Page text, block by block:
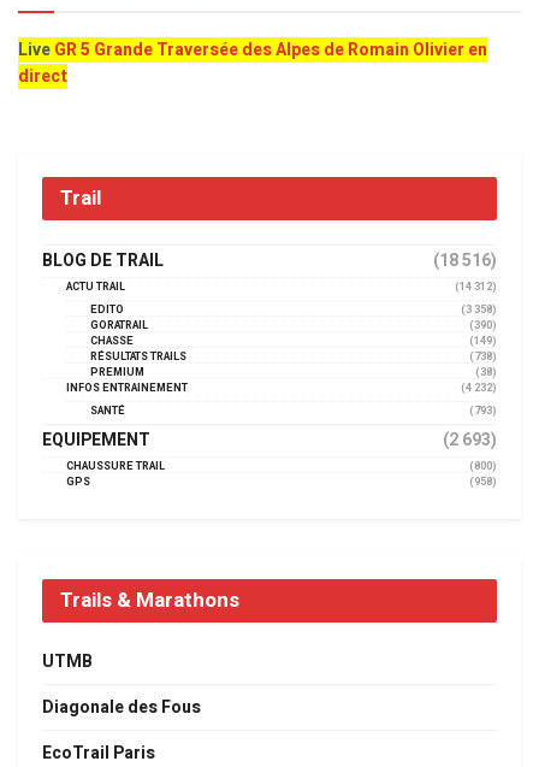
LiveGR 5 Grande Traversée des Alpes de Romain Olivier en
direct
Trail
BLOG DE TRAIL (18 516)
ACTU TRAIL
(14 312)
EDITO
(3 358)
GORATRAIL
(390)
CHASSE
(149)
RÉSULTATS TRAILS
(738)
PREMIUM
(38)
INFOS ENTRAINEMENT
(4 232)
SANTÉ
(793)
EQUIPEMENT (2 693)
CHAUSSURE TRAIL
(800)
GPS
(958)
Trails & Marathons
UTMB
Diagonale des Fous
EcoTrail Paris